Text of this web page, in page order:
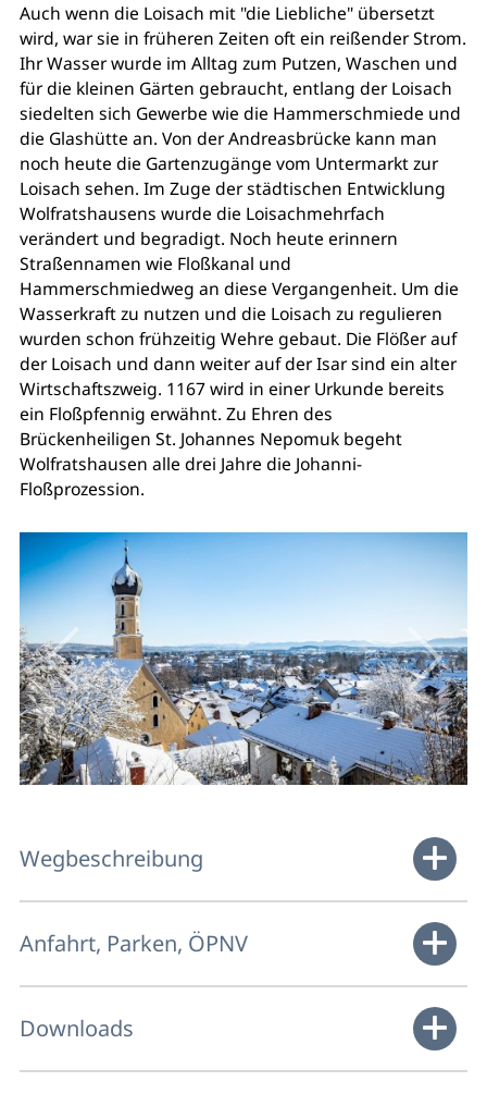
Auch wenn die Loisach mit "die Liebliche" übersetzt
wird, war sie in früheren Zeiten oft ein reißender Strom.
Ihr Wasser wurde im Alltag zum Putzen, Waschen und
für die kleinen Gärten gebraucht, entlang der Loisach
siedelten sich Gewerbe wie die Hammerschmiede und
die Glashütte an. Von der Andreasbrücke kann man
noch heute die Gartenzugänge vom Untermarkt zur
Loisach sehen. Im Zuge der städtischen Entwicklung
Wolfratshausens wurde die Loisachmehrfach
verändert und begradigt. Noch heute erinnern
Straßennamen wie Floßkanal und
Hammerschmiedweg an diese Vergangenheit. Um die
Wasserkraft zu nutzen und die Loisach zu regulieren
wurden schon frühzeitig Wehre gebaut. Die Flößer auf
der Loisach und dann weiter auf der Isar sind ein alter
Wirtschaftszweig. 1167 wird in einer Urkunde bereits
ein Floßpfennig erwähnt. Zu Ehren des
Brückenheiligen St. Johannes Nepomuk begeht
Wolfratshausen alle drei Jahre die Johanni-
Floßprozession.
Wegbeschreibung
Anfahrt, Parken, ÖPNV
Downloads